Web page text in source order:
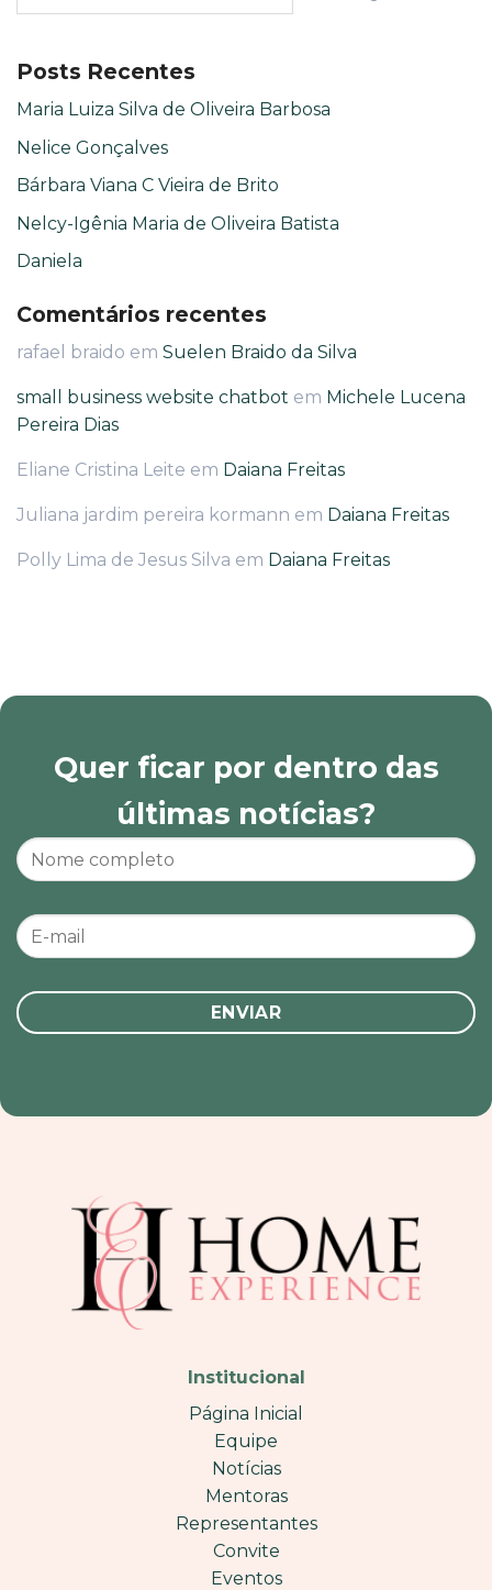
Posts Recentes
Maria Luiza Silva de Oliveira Barbosa
Nelice Gonçalves
Bárbara Viana C Vieira de Brito
Nelcy-Igênia Maria de Oliveira Batista
Daniela
Comentários recentes
rafael braido em Suelen Braido da Silva
small business website chatbot em Michele Lucena
Pereira Dias
Eliane Cristina Leite em Daiana Freitas
Juliana jardim pereira kormann em Daiana Freitas
Polly Lima de Jesus Silva em Daiana Freitas
Quer ficar por dentro das
últimas notícias?
Institucional
Página Inicial
Equipe
Notícias
Mentoras
Representantes
Convite
Eventos